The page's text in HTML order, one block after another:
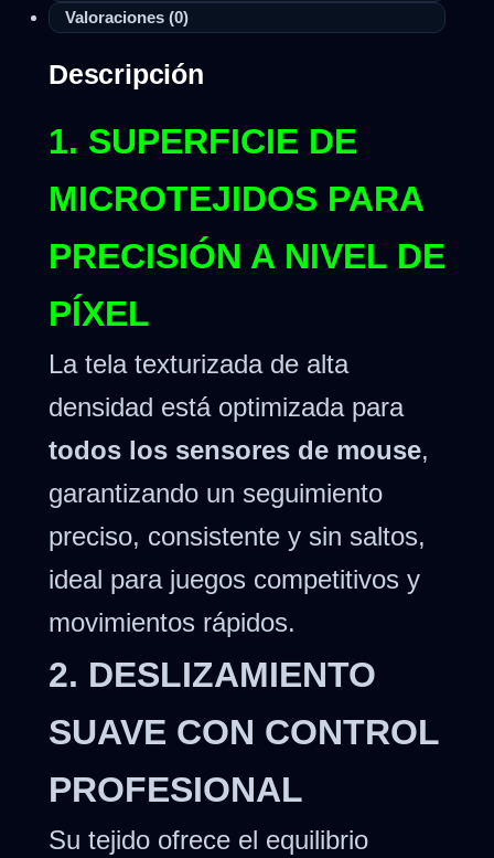
Valoraciones (0)
Descripción
1. SUPERFICIE DE
MICROTEJIDOS PARA
PRECISIÓN A NIVEL DE
PÍXEL
La tela texturizada de alta
densidad está optimizada para
todos los sensores de mouse,
garantizando un seguimiento
preciso, consistente y sin saltos,
ideal para juegos competitivos y
movimientos rápidos.
2. DESLIZAMIENTO
SUAVE CON CONTROL
PROFESIONAL
Su tejido ofrece el equilibrio